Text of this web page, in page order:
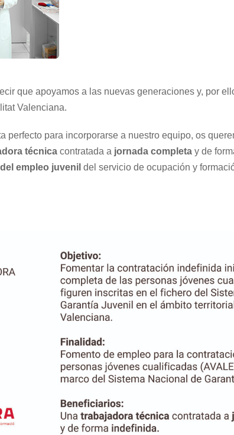
que apoyamos a las nuevas generaciones y, por
Valenciana.
perfecto para incorporarse a nuestro equipo, os
técnica contratada a jornada completa y de
empleo juvenil del servicio de ocupación y